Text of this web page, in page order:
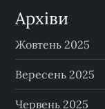
Архіви
Жовтень 2025
Вересень 2025
Червень 2025